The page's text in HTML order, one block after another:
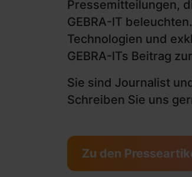
Pressemitteilungen,
GEBRA-IT
Technologien und
GEBRA-ITs Beitrag
Sie sind Journalist
Schreiben Sie uns
Zu den